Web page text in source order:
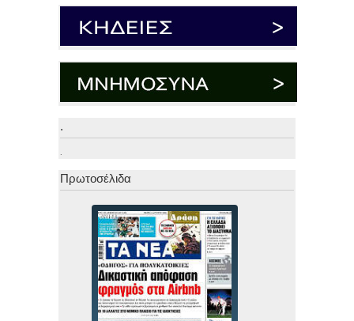
.
Πρωτοσέλιδα